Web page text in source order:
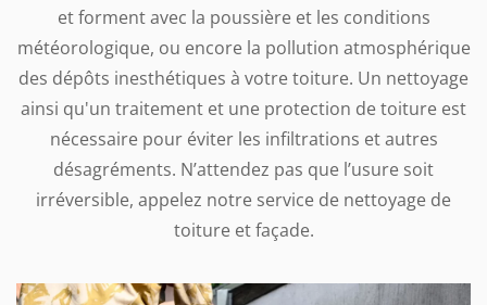
et forment avec la poussière et les conditions
météorologique, ou encore la pollution atmosphérique
des dépôts inesthétiques à votre toiture. Un nettoyage
ainsi qu'un traitement et une protection de toiture est
nécessaire pour éviter les infiltrations et autres
désagréments. N’attendez pas que l’usure soit
irréversible, appelez notre service de nettoyage de
toiture et façade.